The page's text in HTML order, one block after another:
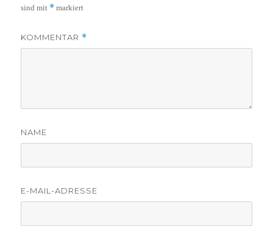
sind mit * markiert
KOMMENTAR *
NAME
E-MAIL-ADRESSE